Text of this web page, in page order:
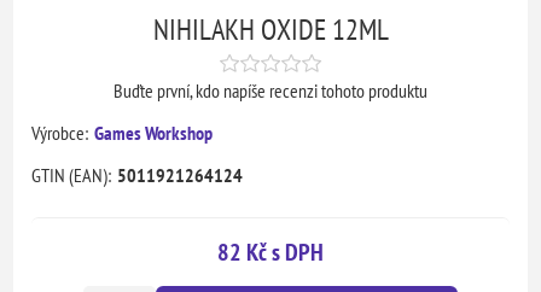
NIHILAKH OXIDE 12ML
Buďte první, kdo napíše recenzi tohoto produktu
Výrobce: Games Workshop
GTIN (EAN): 5011921264124
82 Kč s DPH